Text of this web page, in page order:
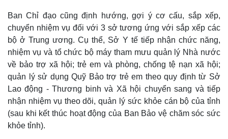
Ban Chỉ đạo cũng định hướng, gợi ý cơ cấu, sắp xếp,
chuyển nhiệm vụ đối với 3 sở tương ứng với sắp xếp các
bộ ở Trung ương. Cụ thể, Sở Y tế tiếp nhận chức năng,
nhiệm vụ và tổ chức bộ máy tham mưu quản lý Nhà nước
về bảo trợ xã hội; trẻ em và phòng, chống tệ nạn xã hội;
quản lý sử dụng Quỹ Bảo trợ trẻ em theo quy định từ Sở
Lao động - Thương binh và Xã hội chuyển sang và tiếp
nhận nhiệm vụ theo dõi, quản lý sức khỏe cán bộ của tỉnh
(sau khi kết thúc hoạt động của Ban Bảo vệ chăm sóc sức
khỏe tỉnh).